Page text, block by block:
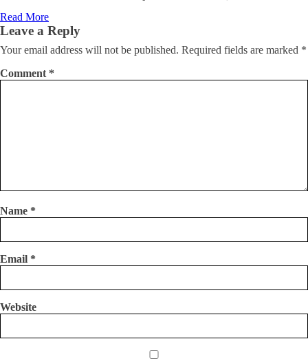
Read More
Leave a Reply
Your email address will not be published. Required fields are marked *
Comment *
Name *
Email *
Website